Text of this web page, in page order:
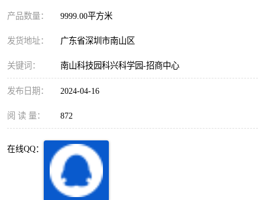
产品数量： 9999.00平方米
发货地址： 广东省深圳市南山区
关键词： 南山科技园科兴科学园-招商中心
发布日期： 2024-04-16
阅 读 量： 872
在线QQ：
车公庙
中心区
南山区 西丽
深圳超级总部基地 后海